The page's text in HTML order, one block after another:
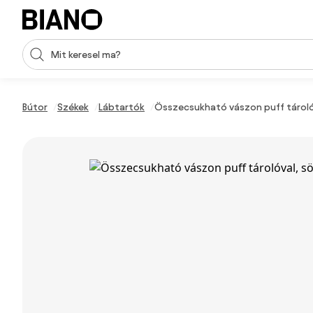
Navigáció kihagyása, ugrás a tartalomra
Keresési bevitel
Bútor Székek Lábtartók Összecsukható vászon puff